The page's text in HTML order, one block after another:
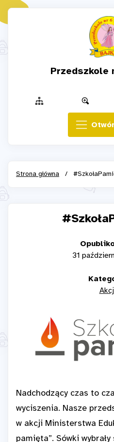
Przedszkole
Strona główna /
31
Nadchodzący czas to
wyciszenia. Nasze
w akcji Ministerstwa
pamięta”. Sówki